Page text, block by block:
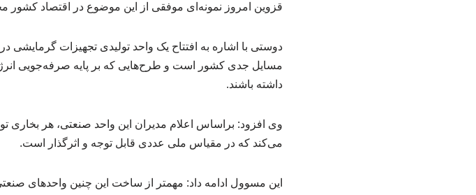
قزوین امروز نمونه‌ای موفقی از این موضوع در اقتصاد
دوستی با اشاره به افتتاح یک واحد تولیدی تجهیزات
مسایل جدی کشور است و طرح‌هایی که بر پایه صرفه‌جویی
داشته باشند.
وی افزود: براساس اعلام مدیران این واحد صنعتی، هر بخاری
می‌کند که در مقیاس ملی عددی قابل توجه و اثرگذار است.
این مسوول ادامه داد: مهمتر از ساخت این چنین واحدهای